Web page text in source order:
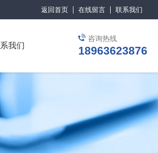
返回首页 在线留言 联系我们
咨询热线
18963623876
我们